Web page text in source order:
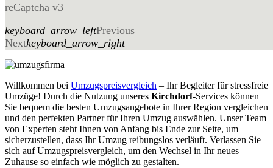
reCaptcha v3
keyboard_arrow_leftPrevious
Nextkeyboard_arrow_right
Willkommen bei Umzugspreisvergleich – Ihr Begleiter für stressfreie
Umzüge! Durch die Nutzung unseres Kirchdorf-Services können
Sie bequem die besten Umzugsangebote in Ihrer Region vergleichen
und den perfekten Partner für Ihren Umzug auswählen. Unser Team
von Experten steht Ihnen von Anfang bis Ende zur Seite, um
sicherzustellen, dass Ihr Umzug reibungslos verläuft. Verlassen Sie
sich auf Umzugspreisvergleich, um den Wechsel in Ihr neues
Zuhause so einfach wie möglich zu gestalten.